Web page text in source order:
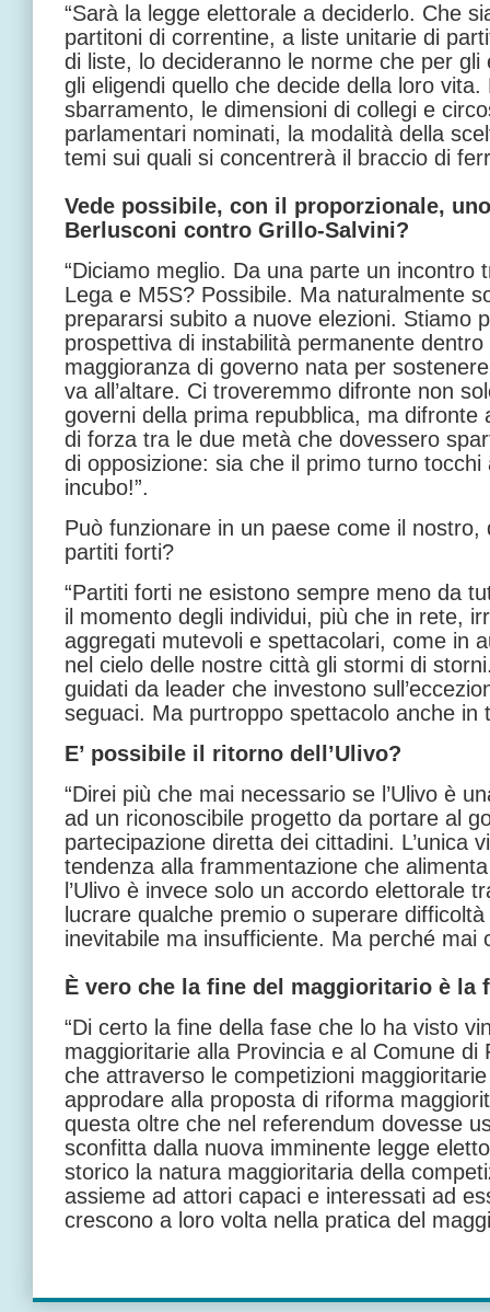
“Sarà la legge elettorale a deciderlo. Che
partitoni di correntine, a liste unitarie di
di liste, lo decideranno le norme che per
gli eligendi quello che decide della loro vita.
sbarramento, le dimensioni di collegi e
parlamentari nominati, la modalità della
temi sui quali si concentrerà il braccio di
Vede possibile, con il proporzionale,
Berlusconi contro Grillo-Salvini?
“Diciamo meglio. Da una parte un incontro
Lega e M5S? Possibile. Ma naturalmente
prepararsi subito a nuove elezioni. Stiamo
prospettiva di instabilità permanente dentro
maggioranza di governo nata per
va all’altare. Ci troveremmo difronte non
governi della prima repubblica, ma difronte
di forza tra le due metà che dovessero
di opposizione: sia che il primo turno
incubo!”.
Può funzionare in un paese come il nostro,
partiti forti?
“Partiti forti ne esistono sempre meno da
il momento degli individui, più che in rete,
aggregati mutevoli e spettacolari, come in
nel cielo delle nostre città gli stormi di
guidati da leader che investono
seguaci. Ma purtroppo spettacolo anche in
E’ possibile il ritorno dell’Ulivo?
“Direi più che mai necessario se l’Ulivo è
ad un riconoscibile progetto da portare al
partecipazione diretta dei cittadini. L’unica
tendenza alla frammentazione che
l’Ulivo è invece solo un accordo elettorale
lucrare qualche premio o superare
inevitabile ma insufficiente. Ma perché mai
È vero che la fine del maggioritario è la
“Di certo la fine della fase che lo ha visto
maggioritarie alla Provincia e al Comune di
che attraverso le competizioni
approdare alla proposta di riforma
questa oltre che nel referendum dovesse
sconfitta dalla nuova imminente legge
storico la natura maggioritaria della
assieme ad attori capaci e interessati ad
crescono a loro volta nella pratica del